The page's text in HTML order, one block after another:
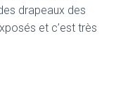
drapeaux des
et c’est très